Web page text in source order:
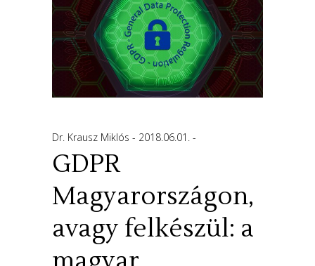
Dr. Krausz Miklós 2018.06.01.
GDPR
Magyarországon,
avagy felkészül: a